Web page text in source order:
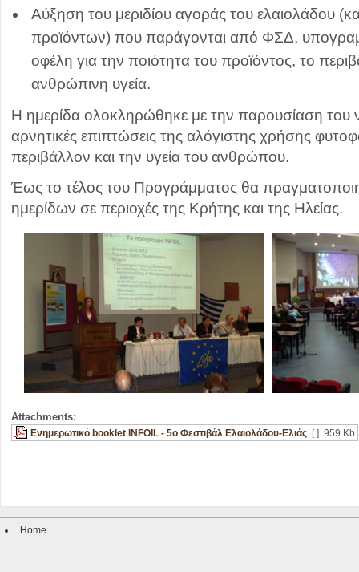
Αύξηση του μεριδίου αγοράς του ελαιολάδου
προϊόντων) που παράγονται από ΦΣΔ,
οφέλη για την ποιότητα του προϊόντος, το
ανθρώπινη υγεία.
Η ημερίδα ολοκληρώθηκε με την παρουσίαση του
αρνητικές επιπτώσεις της αλόγιστης χρήσης
περιβάλλον και την υγεία του ανθρώπου.
Έως το τέλος του Προγράμματος θα
ημερίδων σε περιοχές της Κρήτης και της Ηλείας.
Attachments:
Ενημερωτικό booklet INFOIL - 5ο Φεστιβάλ Ελαιολάδου-Ελιάς [ ] 959 Kb
Home